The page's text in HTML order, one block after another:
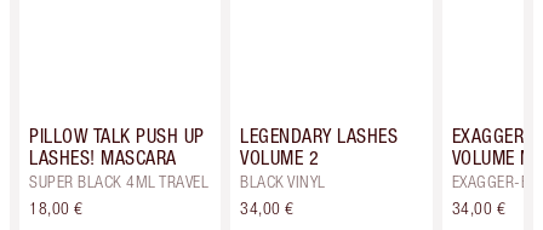
PILLOW TALK PUSH UP
LASHES! MASCARA
SUPER BLACK 4ML TRAVEL
18,00 €
LEGENDARY LASHES
VOLUME 2
BLACK VINYL
34,00 €
EXAGGER-
VOLUME
EXAGGER-
34,00 €